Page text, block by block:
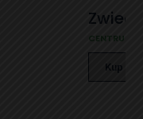
CENTRUM
Kup